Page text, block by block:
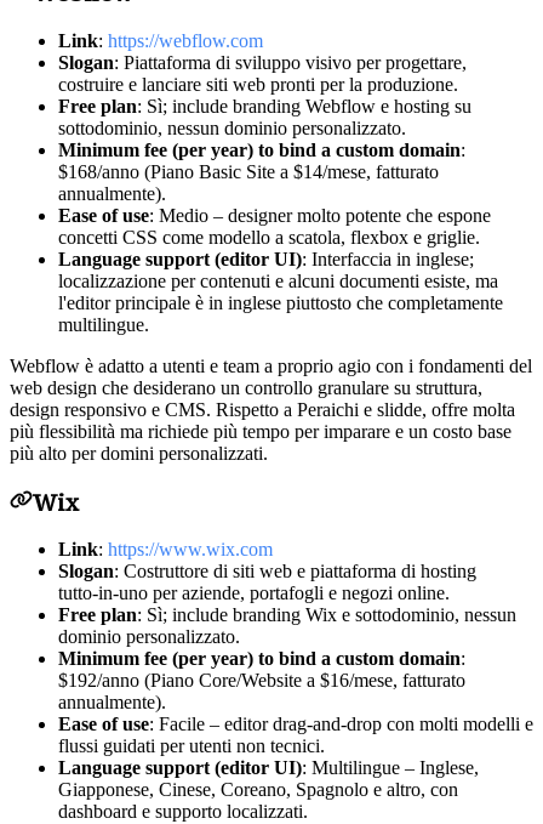
Link: https://webflow.com
Slogan: Piattaforma di sviluppo visivo per progettare,
costruire e lanciare siti web pronti per la produzione.
Free plan: Sì; include branding Webflow e hosting su
sottodominio, nessun dominio personalizzato.
Minimum fee (per year) to bind a custom domain:
$168/anno (Piano Basic Site a $14/mese, fatturato
annualmente).
Ease of use: Medio – designer molto potente che espone
concetti CSS come modello a scatola, flexbox e griglie.
Language support (editor UI): Interfaccia in inglese;
localizzazione per contenuti e alcuni documenti esiste, ma
l'editor principale è in inglese piuttosto che completamente
multilingue.
Webflow è adatto a utenti e team a proprio agio con i fondamenti del
web design che desiderano un controllo granulare su struttura,
design responsivo e CMS. Rispetto a Peraichi e slidde, offre molta
più flessibilità ma richiede più tempo per imparare e un costo base
più alto per domini personalizzati.
Wix
Link: https://www.wix.com
Slogan: Costruttore di siti web e piattaforma di hosting
tutto‑in‑uno per aziende, portafogli e negozi online.
Free plan: Sì; include branding Wix e sottodominio, nessun
dominio personalizzato.
Minimum fee (per year) to bind a custom domain:
$192/anno (Piano Core/Website a $16/mese, fatturato
annualmente).
Ease of use: Facile – editor drag‑and‑drop con molti modelli e
flussi guidati per utenti non tecnici.
Language support (editor UI): Multilingue – Inglese,
Giapponese, Cinese, Coreano, Spagnolo e altro, con
dashboard e supporto localizzati.